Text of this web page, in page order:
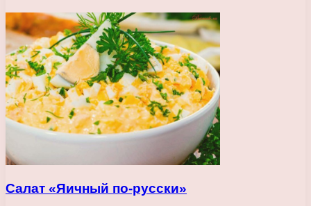
Салат «Яичный по-русски»